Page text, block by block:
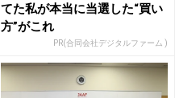
てた私が本当に当選した“買い
方”がこれ
PR(合同会社デジタルファーム )